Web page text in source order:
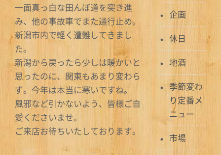
一面真っ白な田んぼ道を突き進
み、他の事故車でまた通行止め。
新潟市内で軽く遭難してきまし
た。
新潟から戻ったら少しは暖かいと
思ったのに、関東もあまり変わら
ず。今年は本当に寒いですね。
風邪など引かないよう、皆様ご自
愛くださいませ。
ご来店お待ちいたしております。
企画
休日
地酒
季節変わ
り定番メ
ニュー
市場